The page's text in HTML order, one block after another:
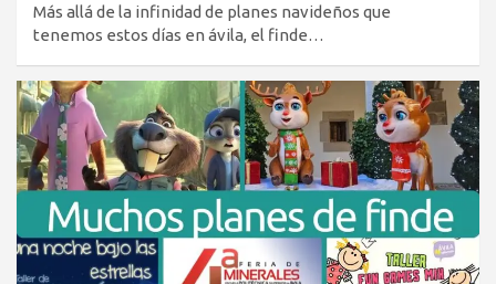
Más allá de la infinidad de planes navideños que
tenemos estos días en ávila, el finde…